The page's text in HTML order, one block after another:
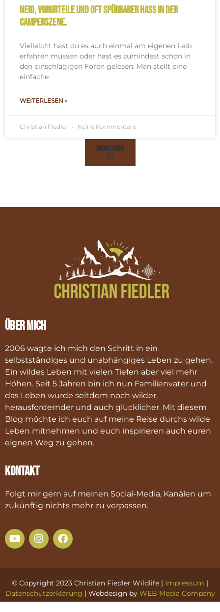
Neid, Vorurteile und oft spürbarer Hass in der
Camperszene.
Vielleicht hast du es auch einmal am eigenen Leib
erfahren müssen oder hast es zumindest schon in
den einschlägigen Foren gelesen: Man stellt eine
einfache
WEITERLESEN »
Christian Fiedler Keine Kommentare
Mehr Laden
Über mich
2006 wagte ich mich den Schritt in ein
selbstständiges und unabhängiges Leben zu gehen.
Ein wildes Leben mit vielen Tiefen aber viel mehr
Höhen. Seit 5 Jahren bin ich nun Familienvater und
das Leben wurde seitdem noch wilder,
herausfordernder und auch glücklicher. Mit diesem
Blog möchte ich euch auf meine Reise durchs wilde
Leben mitnehmen und euch inspirieren auch euren
eignen Weg zu gehen.
Kontakt
Folgt mir gern auf meinen Social-Media, Kanälen um
zukünftig nichts mehr zu verpassen.
© Copyright 2023 Christian Fiedler Wildlife | Impressum |
Datenschutzerklärung | Webdesign by WEB Media Company